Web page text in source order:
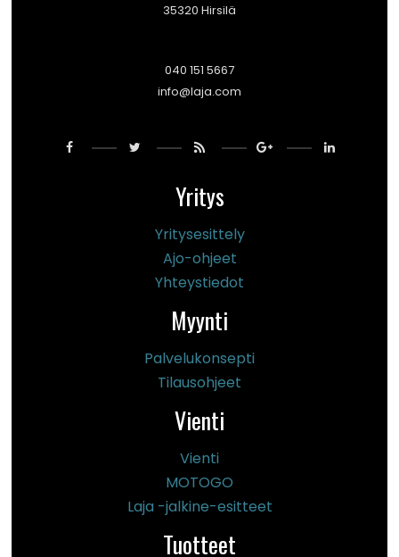
35320 Hirsilä
040 151 5667
info@laja.com
Yritys
Yritysesittely
Ajo-ohjeet
Yhteystiedot
Myynti
Palvelukonsepti
Tilausohjeet
Vienti
Vienti
MOTOGO
Laja -jalkine-esitteet
Tuotteet